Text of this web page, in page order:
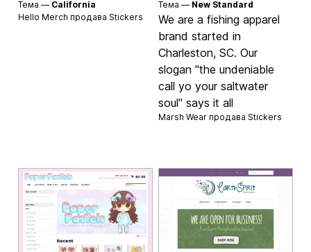
Тема — California
Hello Merch продава Stickers
Тема — New Standard
We are a fishing apparel
brand started in
Charleston, SC. Our
slogan "the undeniable
call yo your saltwater
soul" says it all
Marsh Wear продава Stickers